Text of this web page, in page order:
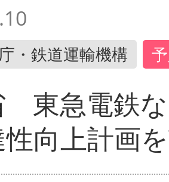
・鉄道運輸機構
東急電鉄
向上計画